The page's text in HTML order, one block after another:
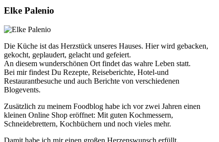
Elke Palenio
Die Küche ist das Herzstück unseres Hauses. Hier wird gebacken,
gekocht, geplaudert, gelacht und gefeiert.
An diesem wunderschönen Ort findet das wahre Leben statt.
Bei mir findest Du Rezepte, Reiseberichte, Hotel-und
Restaurantbesuche und auch Berichte von verschiedenen
Blogevents.
Zusätzlich zu meinem Foodblog habe ich vor zwei Jahren einen
kleinen Online Shop eröffnet: Mit guten Kochmessern,
Schneidebrettern, Kochbüchern und noch vieles mehr.
Damit habe ich mir einen großen Herzenswunsch erfüllt.